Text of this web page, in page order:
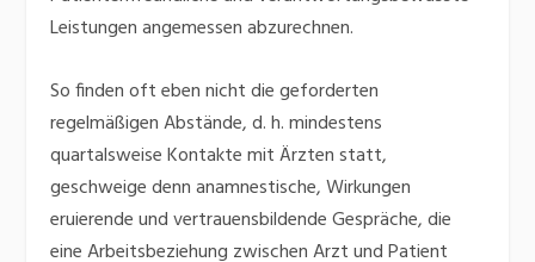
Leistungen angemessen abzurechnen.
So finden oft eben nicht die geforderten
regelmäßigen Abstände, d. h. mindestens
quartalsweise Kontakte mit Ärzten statt,
geschweige denn anamnestische, Wirkungen
eruierende und vertrauensbildende Gespräche, die
eine Arbeitsbeziehung zwischen Arzt und Patient